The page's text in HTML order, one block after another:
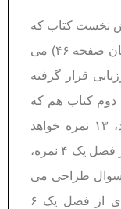
نخست کتاب که
شامل فصل یک و بخشی از فصل دو (تا پایان صفحه ۴۶) می
قرار گرفته
دوم کتاب هم که
شامل ادامه فصل ۲ و فصل ۳ می باشد، ۱۳ نمره خواهد
داشت. در امتحان خرداد به صورت مجزا از فصل یک ۴ نمره،
و از فصل سه ۸ نمره سوال طراحی می
گردد. البته در امتحان نوبت شهریور و دی از فصل یک ۶